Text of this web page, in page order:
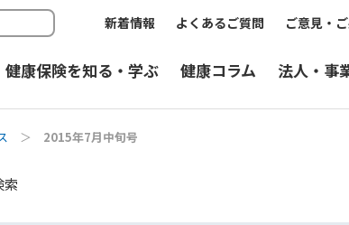
新着情報 よくあるご質問 ご意見・
健康保険を知る・学ぶ 健康コラム 法人・事
＞ 2015年7月中旬号
索